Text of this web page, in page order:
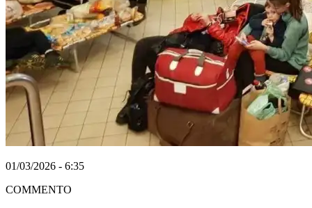
01/03/2026 - 6:35
COMMENTO